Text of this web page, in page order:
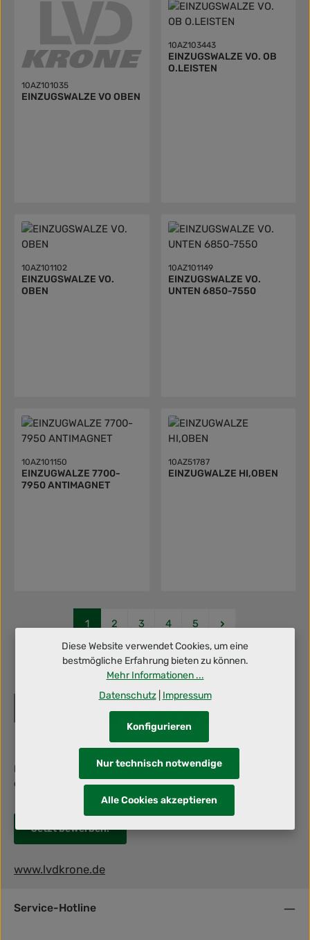
10AZ101035
EINZUGSWALZE VO OBEN
10AZ103443
EINZUGSWALZE VO. OB
O.LEISTEN
10AZ101102
EINZUGSWALZE VO.
OBEN
10AZ101149
EINZUGSWALZE VO.
UNTEN 6850-7550
10AZ101150
EINZUGWALZE 7700-
7950 ANTIMAGNET
10AZ51787
EINZUGWALZE HI,OBEN
Seite
1 Seite
2 Seite
3 Seite
4 Seite
5
Berufliche Herausforderung gesucht? Dann schraub' mit uns an
deiner Zukunft!
Jetzt bewerben!
www.lvdkrone.de
Service-Hotline
Diese Website verwendet Cookies, um eine
bestmögliche Erfahrung bieten zu können.
Mehr Informationen ...
Datenschutz| Impressum
Nur technisch notwendige
Konfigurieren
Alle Cookies akzeptieren